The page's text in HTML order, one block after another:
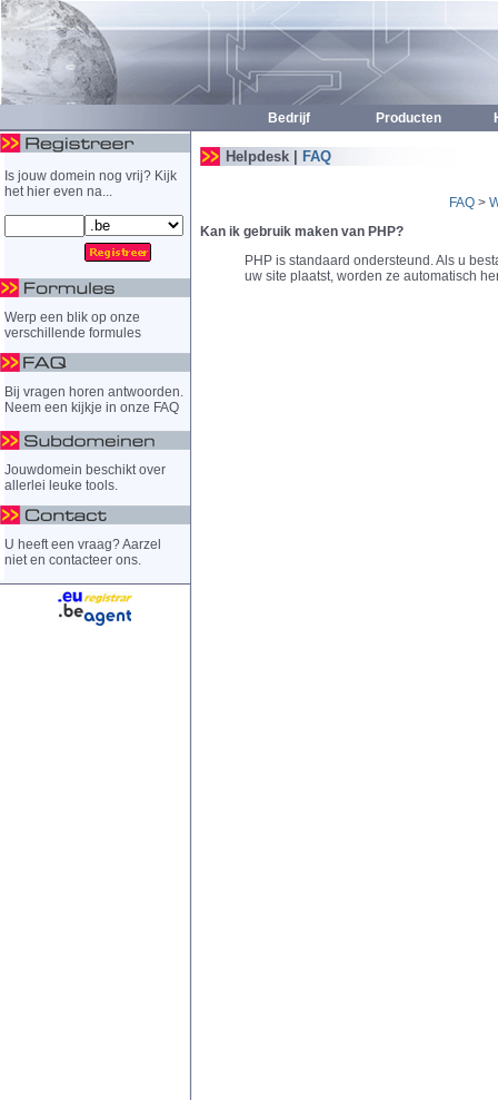
Bedrijf Producten
Is jouw domein nog vrij? Kijk
het hier even na...
Werp een blik op onze
verschillende formules
Bij vragen horen antwoorden.
Neem een kijkje in onze FAQ
Jouwdomein beschikt over
allerlei leuke tools.
U heeft een vraag? Aarzel
niet en contacteer ons.
Helpdesk | FAQ
FAQ>
Kan ik gebruik maken van PHP?
PHP is standaard ondersteund. Als u
uw site plaatst, worden ze automatisch